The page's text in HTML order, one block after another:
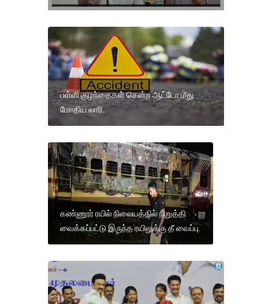
பள்ளி குழந்தைகள் சென்ற ஆட்டோ மீது
மோதிய லாரி..
கண்ணூர் ரயில் நிலையத்தில் நிறுத்தி
வைக்கப்பட்டு இருந்த ரயிலுக்கு தீ வைப்பு.